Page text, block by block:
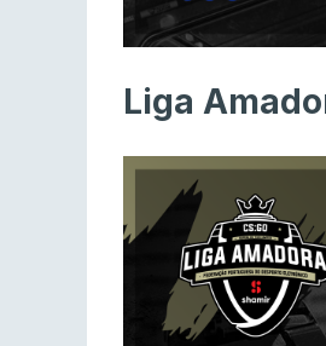
Liga